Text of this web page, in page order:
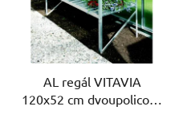
AL regál VITAVIA
120x52 cm dvoupolicový